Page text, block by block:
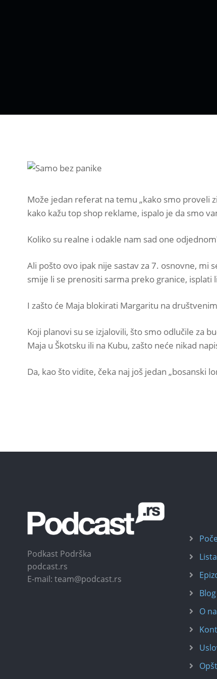
Može jedan referat na temu „kako smo proveli
kako kažu top shop reklame, ispalo je da smo
Koliko su realne i odakle nam sad one
Ali pošto ovo ipak nije sastav za 7. osnovne,
smije li se prenositi sarma preko granice, isplati
I zašto će Maja blokirati Margaritu na
Koji planovi su se izjalovili, što smo odlučile za
Maja u Škotsku ili na Kubu, zašto neće nikad
Da, kao što vidite, čeka naj još jedan „bosanski
Podkast Podrška
podcast.rs
E-mail: team@podcast.rs
Blog
O